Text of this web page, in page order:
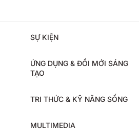
SỰ KIỆN
ỨNG DỤNG & ĐỔI MỚI SÁNG
TẠO
TRI THỨC & KỸ NĂNG SỐNG
MULTIMEDIA